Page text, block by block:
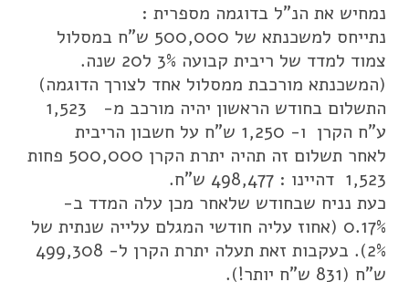
נמחיש את הנ"ל בדוגמה מספרית :
נתייחס למשכנתא של 500,000 ש"ח במסלול
צמוד למדד של ריבית קבועה 3% ל20 שנה.
(המשכנתא מורכבת ממסלול אחד לצורך הדוגמה)
התשלום בחודש הראשון יהיה מורכב מ- 1,523
ע"ח הקרן ו- 1,250 ש"ח על חשבון הריבית
לאחר תשלום זה תהיה יתרת הקרן 500,000 פחות
1,523 דהיינו : 498,477 ש"ח.
כעת נניח שבחודש שלאחר מכן עלה המדד ב-
0.17% (אחוז עליה חודשי המגלם עלייה שנתית של
2%). בעקבות זאת תעלה יתרת הקרן ל- 499,308
ש"ח (831 ש"ח יותר!).